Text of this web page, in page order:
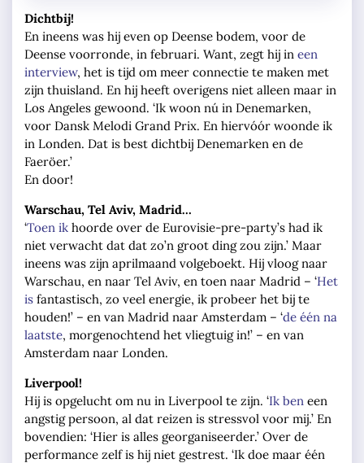
Dichtbij!
En ineens was hij even op Deense bodem, voor de
Deense voorronde, in februari. Want, zegt hij in een
interview, het is tijd om meer connectie te maken met
zijn thuisland. En hij heeft overigens niet alleen maar in
Los Angeles gewoond. ‘Ik woon nú in Denemarken,
voor Dansk Melodi Grand Prix. En hiervóór woonde ik
in Londen. Dat is best dichtbij Denemarken en de
Faeröer.’
En door!
Warschau, Tel Aviv, Madrid…
‘Toen ik hoorde over de Eurovisie-pre-party’s had ik
niet verwacht dat dat zo’n groot ding zou zijn.’ Maar
ineens was zijn aprilmaand volgeboekt. Hij vloog naar
Warschau, en naar Tel Aviv, en toen naar Madrid – ‘Het
is fantastisch, zo veel energie, ik probeer het bij te
houden!’ – en van Madrid naar Amsterdam – ‘de één na
laatste, morgenochtend het vliegtuig in!’ – en van
Amsterdam naar Londen.
Liverpool!
Hij is opgelucht om nu in Liverpool te zijn. ‘Ik ben een
angstig persoon, al dat reizen is stressvol voor mij.’ En
bovendien: ‘Hier is alles georganiseerder.’ Over de
performance zelf is hij niet gestrest. ‘Ik doe maar één